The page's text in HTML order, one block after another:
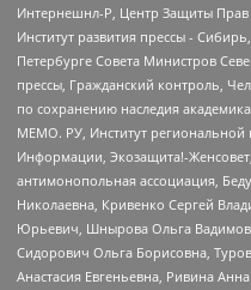
Интернешнл-Р, Центр Защиты
Институт развития прессы -
Петербурге Совета Министров
прессы, Гражданский контроль,
по сохранению наследия
МЕМО. РУ, Институт региональной
Информации, Экозащита!-
антимонопольная ассоциация,
Николаевна, Кривенко Сергей
Юрьевич, Шнырова Ольга
Сидорович Ольга Борисовна,
Анастасия Евгеньевна, Ривина